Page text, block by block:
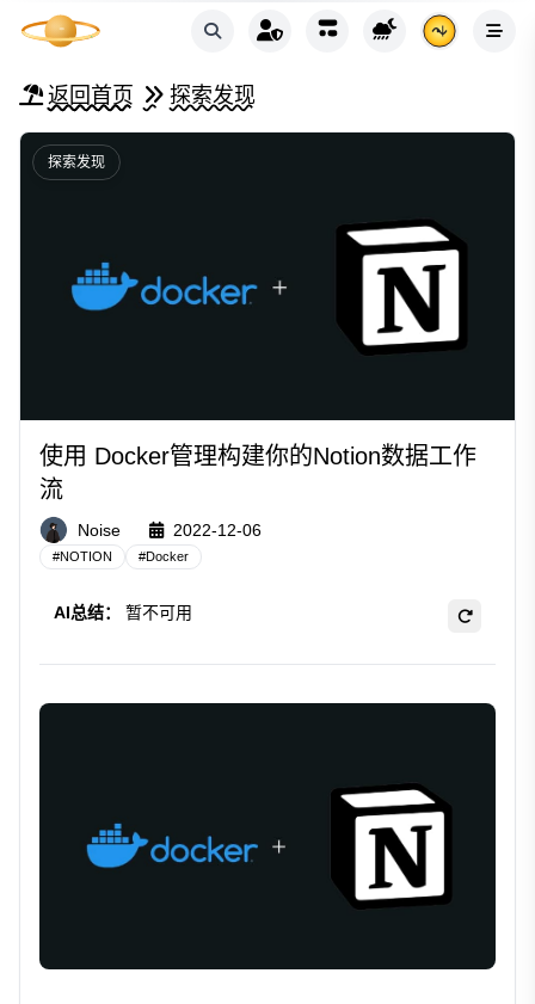
返回首页 探索发现
探索发现
使用 Docker管理构建你的Notion数据工作
流
Noise 2022-12-06
#NOTION #Docker
AI总结： 暂不可用